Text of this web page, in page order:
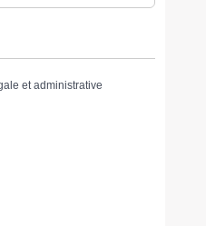
et administrative